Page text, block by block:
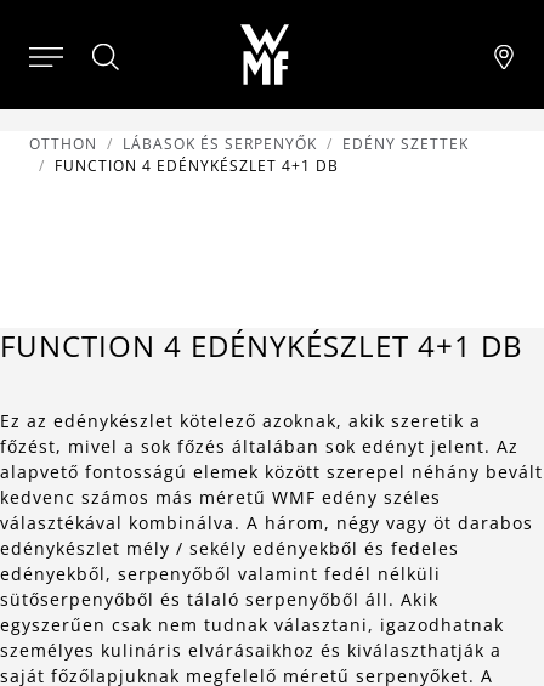
OTTHON LÁBASOK ÉS SERPENYŐK
EDÉNY SZETTEK
FUNCTION 4 EDÉNYKÉSZLET 4+1 DB
FUNCTION 4 EDÉNYKÉSZLET 4+1 DB
Ez az edénykészlet kötelező azoknak, akik szeretik a
főzést, mivel a sok főzés általában sok edényt jelent. Az
alapvető fontosságú elemek között szerepel néhány bevált
kedvenc számos más méretű WMF edény széles
választékával kombinálva. A három, négy vagy öt darabos
edénykészlet mély / sekély edényekből és fedeles
edényekből, serpenyőből valamint fedél nélküli
sütőserpenyőből és tálaló serpenyőből áll. Akik
egyszerűen csak nem tudnak választani, igazodhatnak
személyes kulináris elvárásaikhoz és kiválaszthatják a
saját főzőlapjuknak megfelelő méretű serpenyőket. A